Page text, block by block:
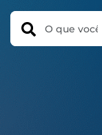
Search